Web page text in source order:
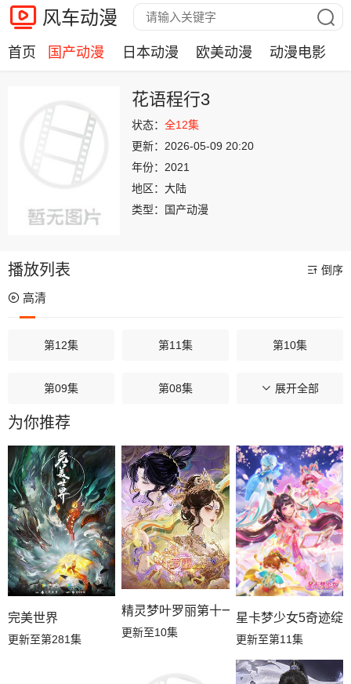
风车动漫
首页 国产动漫 日本动漫 欧美动漫 动漫电影
花语程行3
状态： 全12集
更新： 2026-05-09 20:20
年份： 2021
地区： 大陆
类型：
国产动漫
播放列表 倒序
高清
第12集 第11集 第10集
第09集 第08集 第07集
第06集
第03集 第02集 第01集
展开全部
为你推荐
完美世界
更新至第281集
精灵梦叶罗丽第十一季（下）
更新至10集
星卡梦少女5奇迹绽
更新至第11集